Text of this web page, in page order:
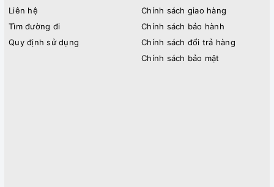
Liên hệ
Tìm đường đi
Quy định sử dụng
Chính sách giao hàng
Chính sách bảo hành
Chính sách đổi trả hàng
Chính sách bảo mật